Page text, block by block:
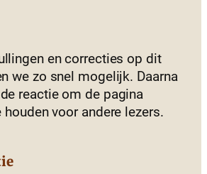
en correcties op dit
we zo snel mogelijk. Daarna
reactie om de pagina
voor andere lezers.